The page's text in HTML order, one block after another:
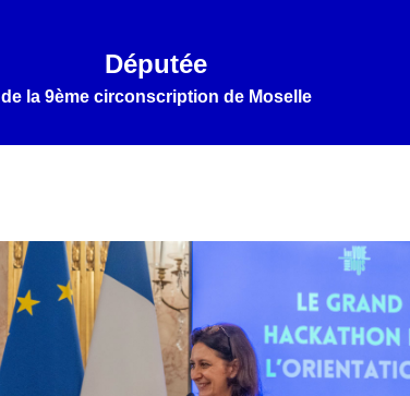
Députée
de la 9ème circonscription de Moselle